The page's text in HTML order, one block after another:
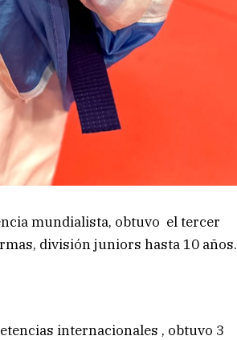
mundialista, obtuvo el tercer
división juniors hasta 10 años.
internacionales , obtuvo 3